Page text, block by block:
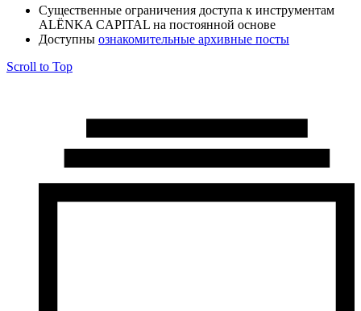
Cущественные ограничения доступа к инструментам
ALЁNKA CAPITAL на постоянной основе
Доступны ознакомительные архивные посты
Scroll to Top